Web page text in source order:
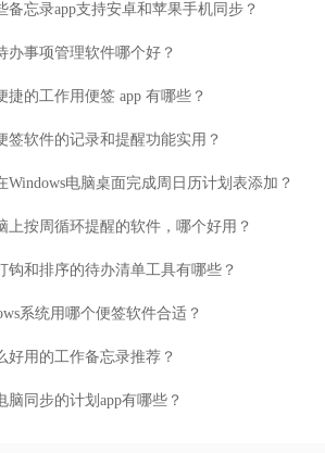
备忘录app支持安卓和苹果手机同步？
办事项管理软件哪个好？
捷的工作用便签 app 有哪些？
签软件的记录和提醒功能实用？
Windows电脑桌面完成周日历计划表添加？
上按周循环提醒的软件，哪个好用？
钩和排序的待办清单工具有哪些？
系统用哪个便签软件合适？
好用的工作备忘录推荐？
脑同步的计划app有哪些？